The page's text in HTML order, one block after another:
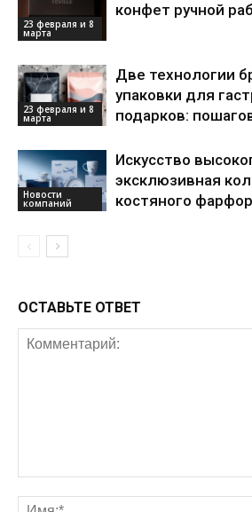
23 февраля и 8
марта
конфет ручной
23 февраля и 8
марта
Две технологии
упаковки для
подарков:
Новости
компаний
Искусство
эксклюзивная
костяного
ОСТАВЬТЕ ОТВЕТ